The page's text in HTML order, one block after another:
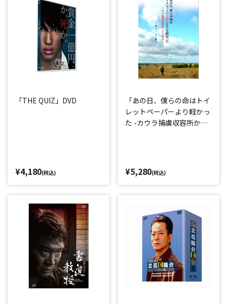
「THE QUIZ」DVD
¥4,180(税込)
「あの日、僕らの命はトイ
レットペーパーより軽かっ
た -カウラ捕虜収容所から
¥5,280(税込)